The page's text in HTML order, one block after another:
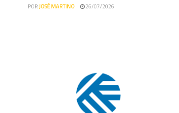
PORJOSÉ MARTINO 26/07/2026